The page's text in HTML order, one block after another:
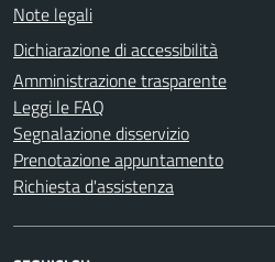
Note legali
Dichiarazione di accessibilità
Amministrazione trasparente
Leggi le FAQ
Segnalazione disservizio
Prenotazione appuntamento
Richiesta d'assistenza